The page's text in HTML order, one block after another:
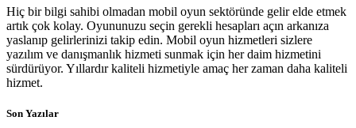
Hiç bir bilgi sahibi olmadan mobil oyun sektöründe gelir elde etmek
artık çok kolay. Oyununuzu seçin gerekli hesapları açın arkanıza
yaslanıp gelirlerinizi takip edin. Mobil oyun hizmetleri sizlere
yazılım ve danışmanlık hizmeti sunmak için her daim hizmetini
sürdürüyor. Yıllardır kaliteli hizmetiyle amaç her zaman daha kaliteli
hizmet.
Son Yazılar